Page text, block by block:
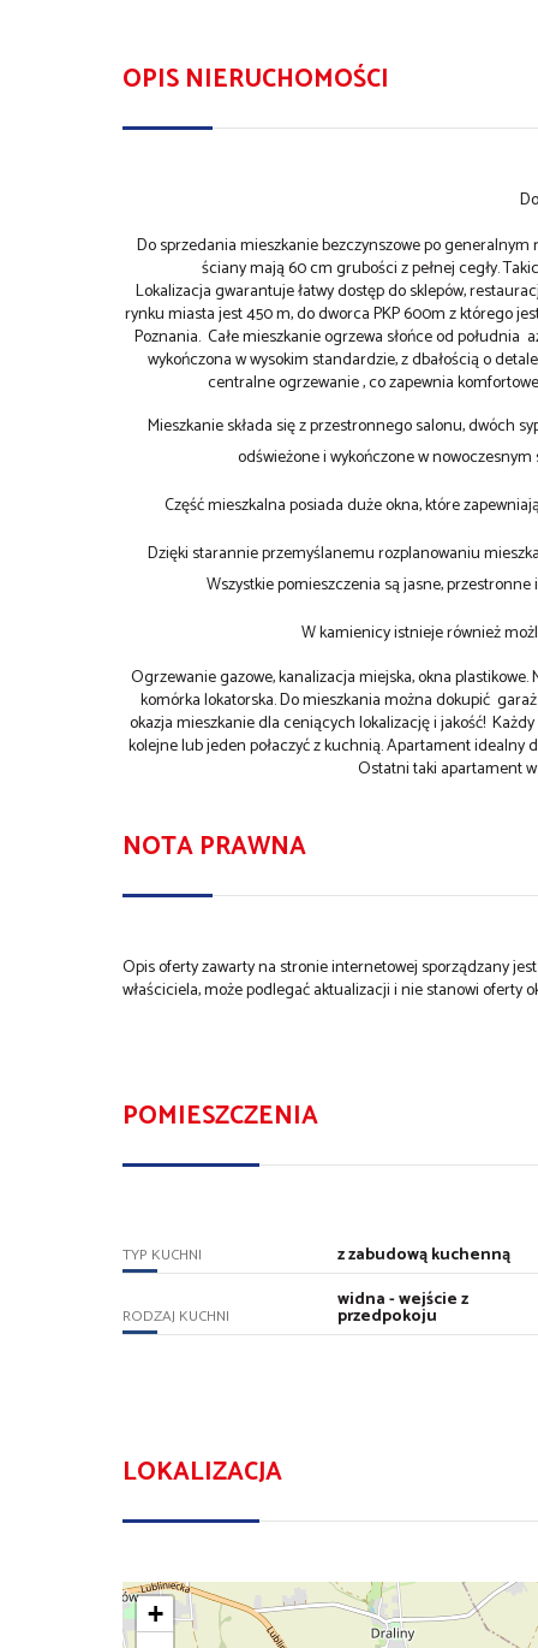
OPIS NIERUCHOMOŚCI
Do sprzedania mieszkanie bezczynszowe po
ściany mają 60 cm grubości z pełnej cegły.
Lokalizacja gwarantuje łatwy dostęp do sklepów,
rynku miasta jest 450 m, do dworca PKP 600m z którego
Poznania. Całe mieszkanie ogrzewa słońce od
wykończona w wysokim standardzie, z dbałością o
centralne ogrzewanie , co zapewnia
Mieszkanie składa się z przestronnego salonu, dwóch
odświeżone i wykończone w
Część mieszkalna posiada duże okna, które
Dzięki starannie przemyślanemu rozplanowaniu
Wszystkie pomieszczenia są jasne,
W kamienicy istnieje również
Ogrzewanie gazowe, kanalizacja miejska, okna
komórka lokatorska. Do mieszkania można dokupić
okazja mieszkanie dla ceniących lokalizację i jakość!
kolejne lub jeden połaczyć z kuchnią. Apartament
Ostatni taki apartament
NOTA PRAWNA
Opis oferty zawarty na stronie internetowej sporządzany
właściciela, może podlegać aktualizacji i nie stanowi oferty
POMIESZCZENIA
TYP KUCHNI z zabudową kuchenną
RODZAJ KUCHNI
widna - wejście z
przedpokoju
LOKALIZACJA
+